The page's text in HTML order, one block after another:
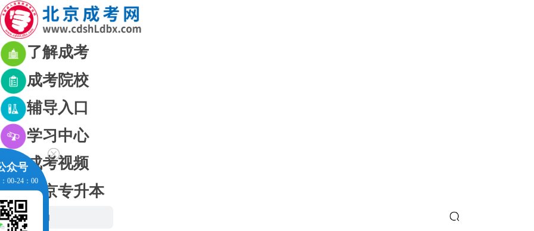
了解成考
成考院校
辅导入口
学习中心
成考视频
北京专升本
众号
00-24：00